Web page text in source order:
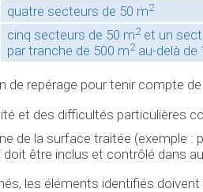
quatre secteurs de 50 m2
cinq secteurs de 50 m2et un
par tranche de 500 m2au-delà de
de repérage pour tenir compte de
et des difficultés particulières
de la surface traitée (exemple :
être inclus et contrôlé dans
les éléments identifiés doivent